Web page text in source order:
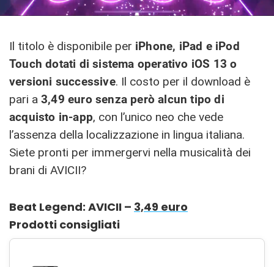
Il titolo è disponibile per iPhone, iPad e iPod
Touch dotati di sistema operativo iOS 13 o
versioni successive. Il costo per il download è
pari a 3,49 euro senza però alcun tipo di
acquisto in-app, con l’unico neo che vede
l’assenza della localizzazione in lingua italiana.
Siete pronti per immergervi nella musicalità dei
brani di AVICII?
Beat Legend: AVICII – 3,49 euro
Prodotti consigliati